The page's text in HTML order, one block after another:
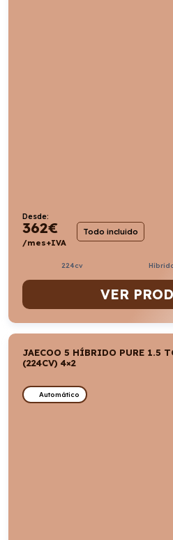
Desde:
362€
/mes+IVA
Todo incluido
224cv
VER
JAECOO 5 HÍBRIDO PURE 1.5
(224CV) 4×2
Automático